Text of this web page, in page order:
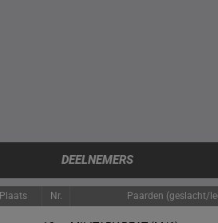
DEELNEMERS
Plaats Nr. Paarden (geslacht/